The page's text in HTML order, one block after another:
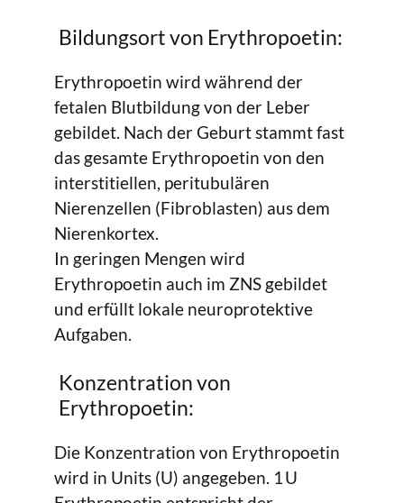
Bildungsort von Erythropoetin:
Erythropoetin wird während der
fetalen Blutbildung von der Leber
gebildet. Nach der Geburt stammt fast
das gesamte Erythropoetin von den
interstitiellen, peritubulären
Nierenzellen (Fibroblasten) aus dem
Nierenkortex.
In geringen Mengen wird
Erythropoetin auch im ZNS gebildet
und erfüllt lokale neuroprotektive
Aufgaben.
Konzentration von
Erythropoetin:
Die Konzentration von Erythropoetin
wird in Units (U) angegeben. 1 U